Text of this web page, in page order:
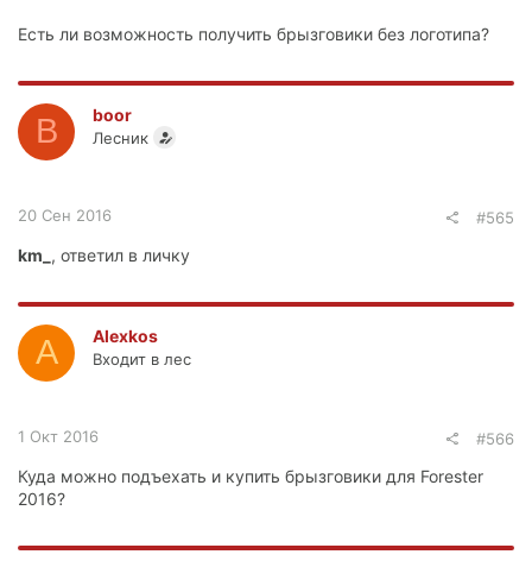
Есть ли возможность получить брызговики без логотипа?
B boor
Лесник
20 Сен 2016 #565
km_ , ответил в личку
A Alexkos
Входит в лес
1 Окт 2016 #566
Куда можно подъехать и купить брызговики для Forester
2016?